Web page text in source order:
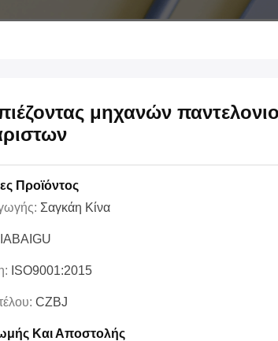
μηχανών
Προϊόντος
Σαγκάη Κίνα
ISO9001:2015
CZBJ
Και Αποστολής